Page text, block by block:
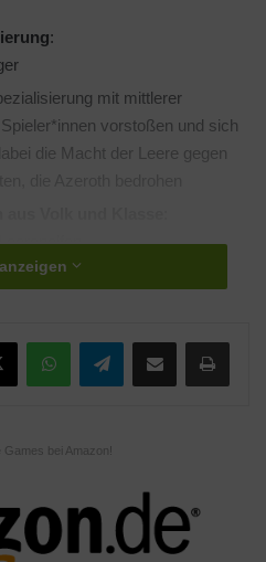
:
mit mittlerer
vorstoßen und sich
die Macht der Leere gegen
verbesserte
und mehr
über einige der Änderungen
an Namensplaketten,
und mehr gibt es
Telegram
Games bei Amazon!